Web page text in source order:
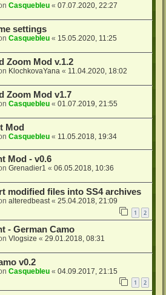
Casquebleu «07.07.2020, 22:27
settings
Casquebleu « 15.05.2020, 11:25
Zoom Mod v.1.2
KlochkovaYana « 11.04.2020, 18:02
Zoom Mod v1.7
Casquebleu «01.07.2019, 21:55
Mod
Casquebleu « 11.05.2018, 19:34
Mod - v0.6
Grenadier1 «06.05.2018, 10:36
modified files into SS4 archives
alteredbeast«25.04.2018, 21:09
1 2
- German Camo
Vlogsize «29.01.2018, 08:31
v0.2
Casquebleu «04.09.2017, 21:15
1 2